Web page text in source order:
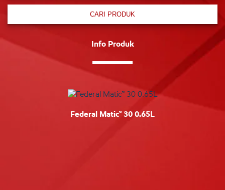
CARI PRODUK
Info Produk
Federal Matic™ 30 0.65L